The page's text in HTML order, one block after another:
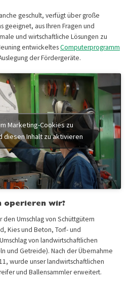
geschult, verfügt über große
geeignet, aus Ihren Fragen und
und wirtschaftliche Lösungen zu
entwickeltesComputerprogramm
der Fördergeräte.
Marketing-Cookies zu
diesen Inhalt zu aktivieren
operieren wir?
Umschlag von Schüttgütern
Kies und Beton, Torf- und
von landwirtschaftlichen
und Getreide). Nach der Übernahme
wurde unser landwirtschaftlichen
und Ballensammler erweitert.